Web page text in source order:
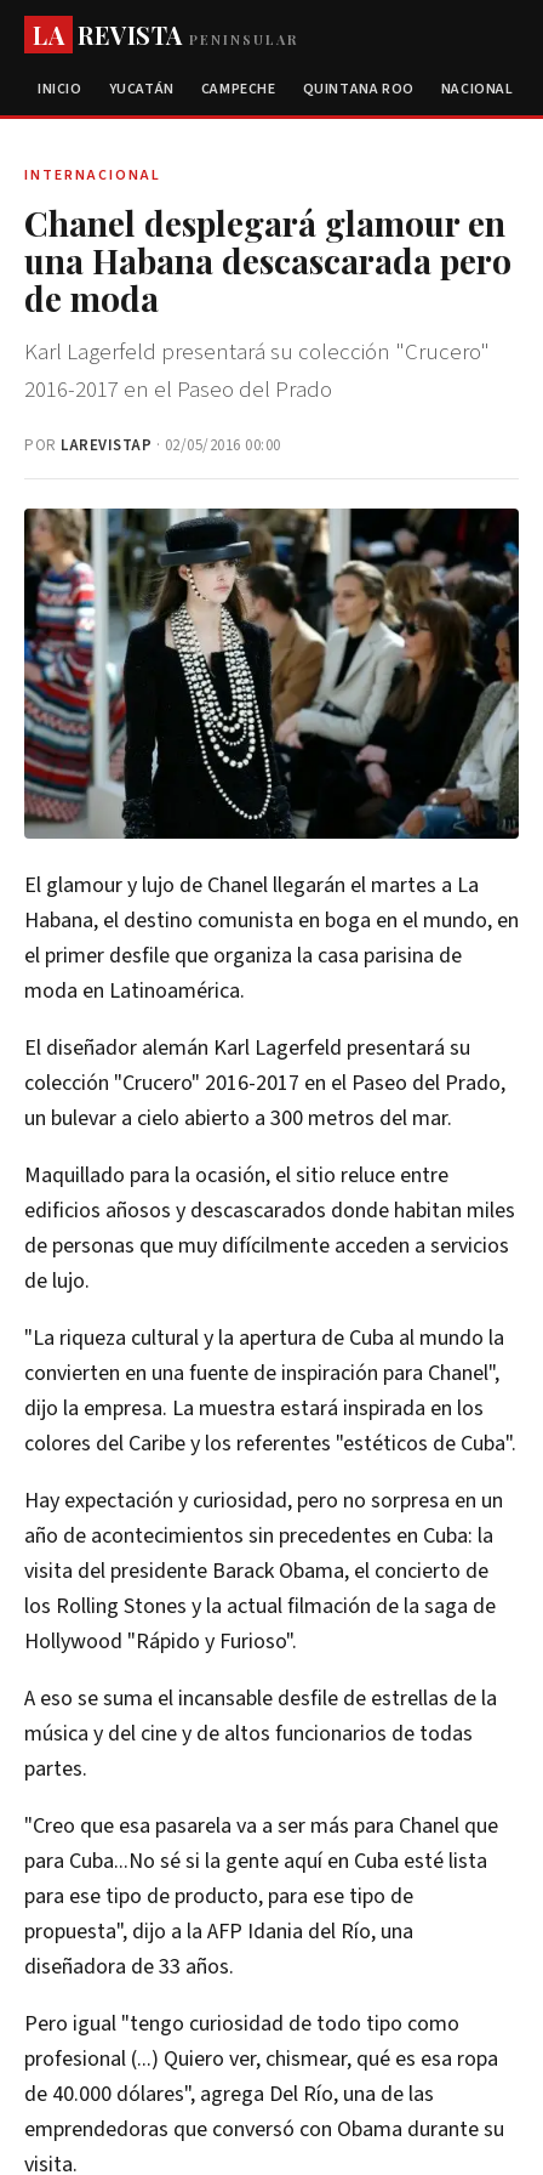
LA REVISTAPENINSULAR
INICIO YUCATÁN CAMPECHE QUINTANA ROO NACIONAL
INTERNACIONAL
Chanel desplegará glamour en
una Habana descascarada pero
de moda
Karl Lagerfeld presentará su colección "Crucero"
2016-2017 en el Paseo del Prado
POR LAREVISTAP · 02/05/2016 00:00
El glamour y lujo de Chanel llegarán el martes a La
Habana, el destino comunista en boga en el mundo, en
el primer desfile que organiza la casa parisina de
moda en Latinoamérica.
El diseñador alemán Karl Lagerfeld presentará su
colección "Crucero" 2016-2017 en el Paseo del Prado,
un bulevar a cielo abierto a 300 metros del mar.
Maquillado para la ocasión, el sitio reluce entre
edificios añosos y descascarados donde habitan miles
de personas que muy difícilmente acceden a servicios
de lujo.
"La riqueza cultural y la apertura de Cuba al mundo la
convierten en una fuente de inspiración para Chanel",
dijo la empresa. La muestra estará inspirada en los
colores del Caribe y los referentes "estéticos de Cuba".
Hay expectación y curiosidad, pero no sorpresa en un
año de acontecimientos sin precedentes en Cuba: la
visita del presidente Barack Obama, el concierto de
los Rolling Stones y la actual filmación de la saga de
Hollywood "Rápido y Furioso".
A eso se suma el incansable desfile de estrellas de la
música y del cine y de altos funcionarios de todas
partes.
"Creo que esa pasarela va a ser más para Chanel que
para Cuba...No sé si la gente aquí en Cuba esté lista
para ese tipo de producto, para ese tipo de
propuesta", dijo a la AFP Idania del Río, una
diseñadora de 33 años.
Pero igual "tengo curiosidad de todo tipo como
profesional (...) Quiero ver, chismear, qué es esa ropa
de 40.000 dólares", agrega Del Río, una de las
emprendedoras que conversó con Obama durante su
visita.